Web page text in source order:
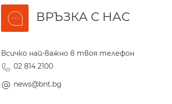
ВРЪЗКА С НАС
Всичко най-важно в твоя телефон
02 814 2100
news@bnt.bg